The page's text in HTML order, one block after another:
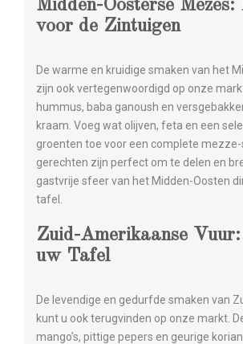
Midden-Oosterse Mezes:
voor de Zintuigen
De warme en kruidige smaken van het
zijn ook vertegenwoordigd op onze
hummus, baba ganoush en
kraam. Voeg wat olijven, feta en een
groenten toe voor een complete mezze-
gerechten zijn perfect om te delen en
gastvrije sfeer van het Midden-Oosten
tafel.
Zuid-Amerikaanse Vuur:
uw Tafel
De levendige en gedurfde smaken van
kunt u ook terugvinden op onze markt.
mango’s, pittige pepers en geurige